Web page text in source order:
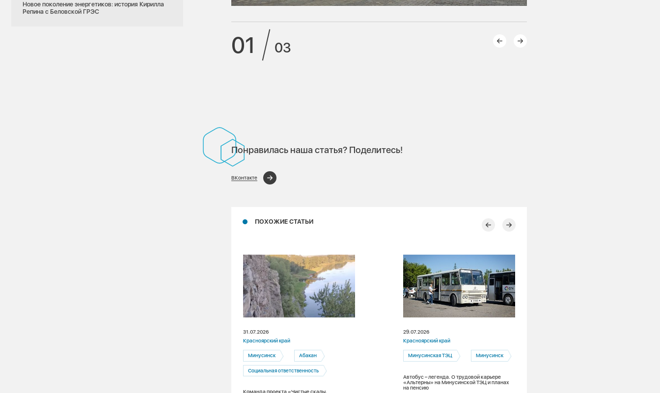
Новое поколение энергетиков: история Кирилла
Репина с Беловской ГРЭС
01 03
Понравилась наша статья? Поделитесь!
ВКонтакте
ПОХОЖИЕ СТАТЬИ
31.07.2026
Красноярский край
Минусинск Абакан
Социальная ответственность
29.07.2026
Красноярский край
Минусинская ТЭЦ Минусинск
Автобус – легенда. О трудовой карьере
«Альтерны» на Минусинской ТЭЦ и планах
на пенсию